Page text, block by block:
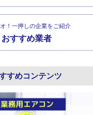
！一押しの企業をご紹介
おすすめ業者
すめコンテンツ